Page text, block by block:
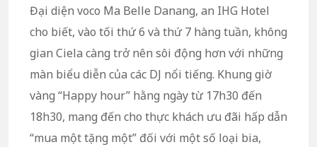
Đại diện voco Ma Belle Danang, an IHG Hotel
cho biết, vào tối thứ 6 và thứ 7 hàng tuần, không
gian Ciela càng trở nên sôi động hơn với những
màn biểu diễn của các DJ nổi tiếng. Khung giờ
vàng “Happy hour” hằng ngày từ 17h30 đến
18h30, mang đến cho thực khách ưu đãi hấp dẫn
“mua một tặng một” đối với một số loại bia,